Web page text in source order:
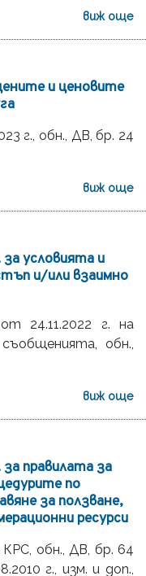
виж още
и ценовите
г., обн., ДВ, бр. 24
виж още
условията и
и/или взаимно
24.11.2022 г. на
обн.,
виж още
правилата за
по
за ползване,
ресурси
обн., ДВ, бр. 64
г., изм. и доп.,